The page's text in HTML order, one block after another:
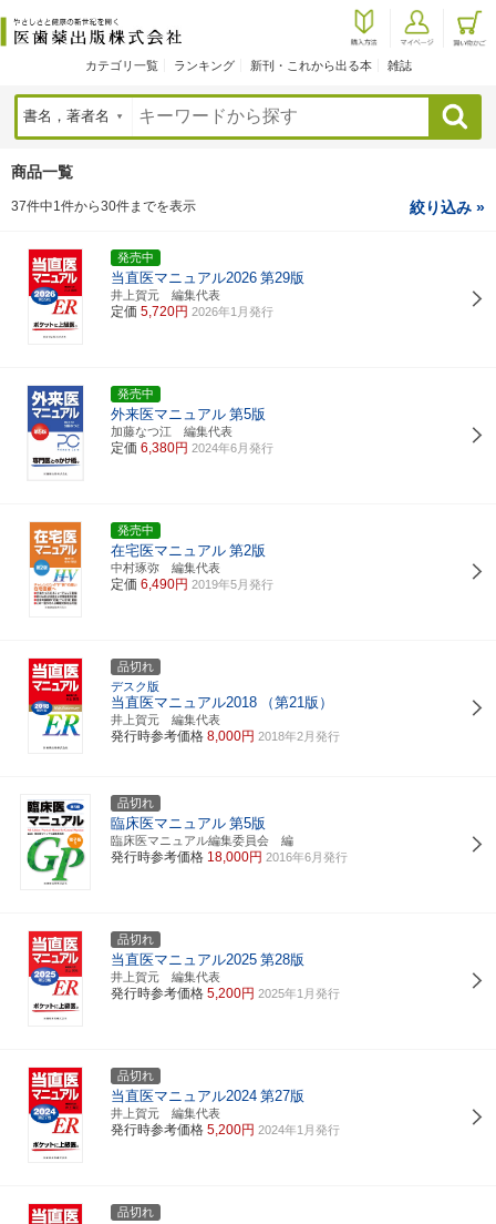
カテゴリ一覧 ランキング 新刊・これから出る本 雑誌
検索
商品一覧
37件中1件から30件までを表示 絞り込み »
発売中
当直医マニュアル2026 第29版
井上賀元 編集代表
定価 5,720円 2026年1月発行
発売中
外来医マニュアル 第5版
加藤なつ江 編集代表
定価 6,380円 2024年6月発行
発売中
在宅医マニュアル 第2版
中村琢弥 編集代表
定価 6,490円 2019年5月発行
品切れ
デスク版
当直医マニュアル2018 （第21版）
井上賀元 編集代表
発行時参考価格 8,000円 2018年2月発行
品切れ
臨床医マニュアル 第5版
臨床医マニュアル編集委員会 編
発行時参考価格 18,000円 2016年6月発行
品切れ
当直医マニュアル2025 第28版
井上賀元 編集代表
発行時参考価格 5,200円 2025年1月発行
品切れ
当直医マニュアル2024 第27版
井上賀元 編集代表
発行時参考価格 5,200円 2024年1月発行
品切れ